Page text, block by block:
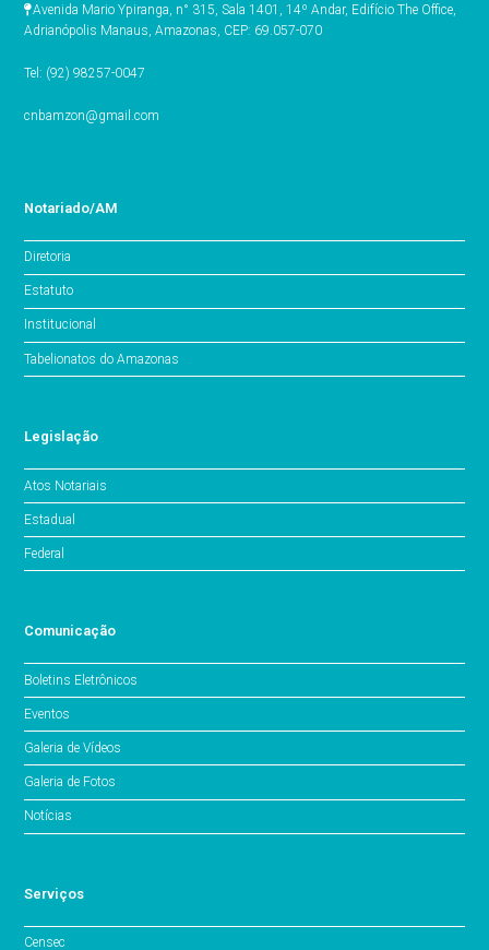
Avenida Mario Ypiranga, n° 315, Sala 1401, 14º Andar, Edifício The Office,
Adrianópolis Manaus, Amazonas, CEP: 69.057-070
Tel: (92) 98257-0047
cnbamzon@gmail.com
Notariado/AM
Diretoria
Estatuto
Institucional
Tabelionatos do Amazonas
Legislação
Atos Notariais
Estadual
Federal
Comunicação
Boletins Eletrônicos
Eventos
Galeria de Vídeos
Galeria de Fotos
Notícias
Serviços
Censec